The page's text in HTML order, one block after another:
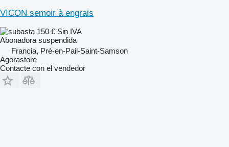
VICON semoir à engrais
150 € Sin IVA
Abonadora suspendida
Francia, Pré-en-Pail-Saint-Samson
Agorastore
Contacte con el vendedor